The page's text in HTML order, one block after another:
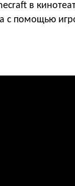
в
с помощью